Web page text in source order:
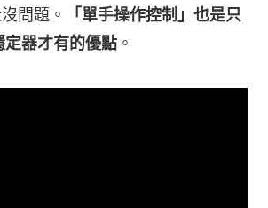
問題。
「單手操作控制」也是只
器才有的優點 。